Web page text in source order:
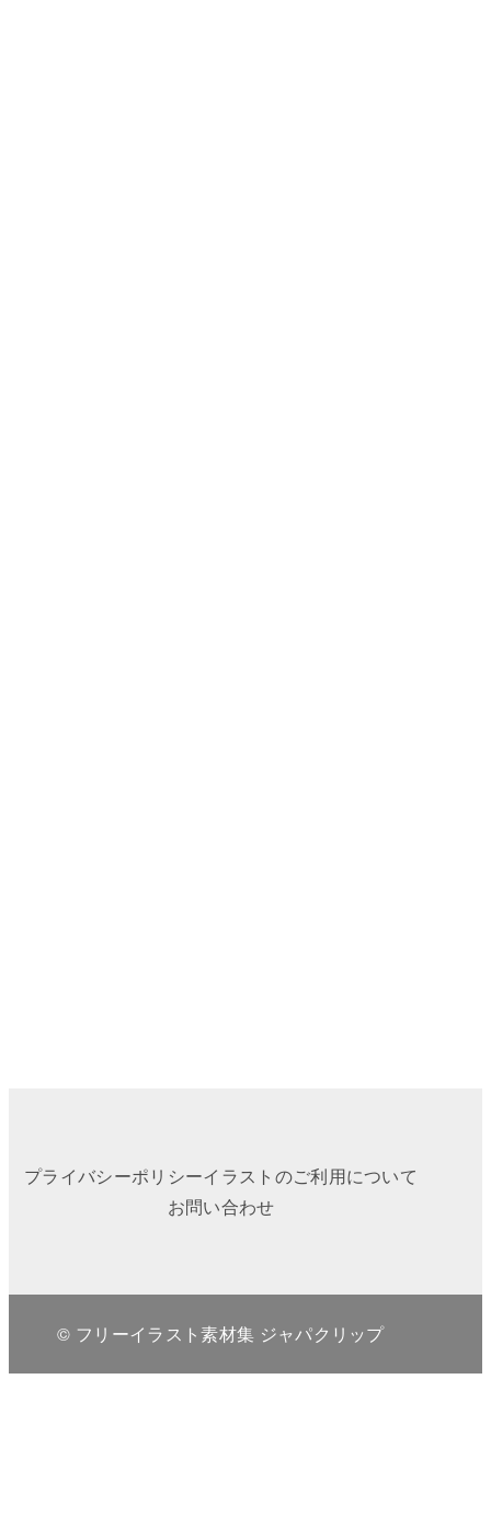
プライバシーポリシーイラストのご利用について
お問い合わせ
© フリーイラスト素材集 ジャパクリップ